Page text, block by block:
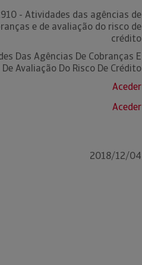
- Atividades das agências de
e de avaliação do risco de
crédito
Das Agências De Cobranças E
De Avaliação Do Risco De Crédito
Aceder
Aceder
2018/12/04